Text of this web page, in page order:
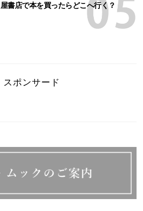
屋書店で本を買ったらどこへ行く？
スポンサード